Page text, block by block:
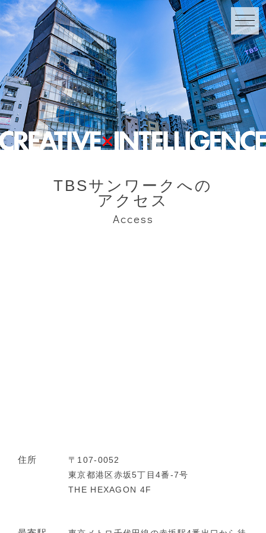
TBSサンワークへの
アクセス
Access
住所
〒107-0052
東京都港区赤坂5丁目4番-7号
THE HEXAGON 4F